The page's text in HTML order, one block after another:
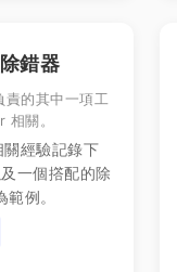
錯器
責的其中一項工
關。
經驗記錄下
一個撘配的除
例。